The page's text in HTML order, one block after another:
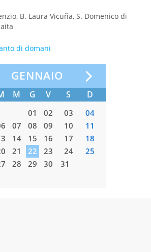
B. Laura Vicuña, S. Domenico di
di domani
GENNAIO
M G V S D
01 02 03
04
07 08 09 10
11
14 15 16 17
18
21 22 23 24
25
28 29 30 31